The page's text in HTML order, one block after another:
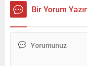
yürütülmesine dair
yeniden belirlendi.
Bir Yorum